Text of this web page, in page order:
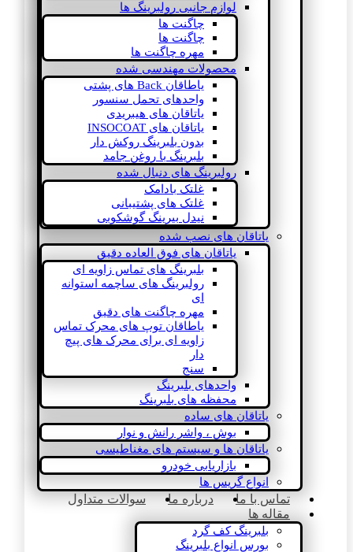
لوازم جانبی رولبرینگ ها
چاگنت ها
چاگنت ها
مهره چاگنت ها
محصولات مهندسی شده
یاطاقان Back های پشتی
واحدهای تحمل سنسور
یاتاقان های هیبریدی
یاتاقان های INSOCOAT
بدون بلبرینگ روکش دار
بلبرینگ با روغن جامد
رولبرینگ های دنبال شده
غلتک بادامک
غلتک های پشتیبانی
نیدل بیرینگ گوشکوبی
یاتاقان های نصب شده
یاتاقان های فوق العاده دقیق
بلبرینگ های تماس زاویه ای
رولبرینگ های ساچمه استوانه
ای
مهره چاگنت های دقیق
یاطاقان توپ های محرک تماس
زاویه ای برای محرک های پیچ
دار
سنج
واحدهای بلبرینگ
محفظه های بلبرینگ
یاتاقان های ساده
بوش ، واشر رانش و نوار
یاتاقان ها و سیستم های مغناطیسی
بازاریابی خودرو
انواع گریس ها
تماس با ما درباره ما
سوالات متداول
مقاله ها
بلبرینگ کف گرد
بورس انواع بلبرینگ